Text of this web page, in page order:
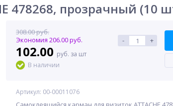
478268, прозрачный (10
308.00 руб.
Экономия 206.00 руб.
102.00 руб. за шт
В наличии
- +
Артикул: 00-00011076